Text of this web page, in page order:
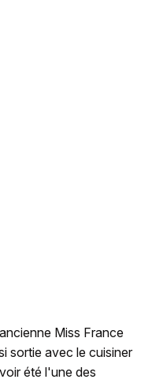
Miss France
sortie avec le cuisiner
été l'une des